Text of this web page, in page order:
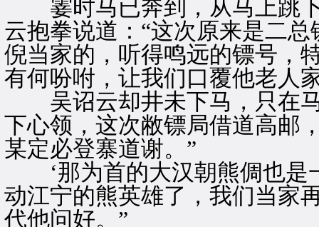
霎时马已奔到，从马上跳下
云抱拳说道：“这次原来是二
倪当家的，听得鸣远的镖号，
有何吩咐，让我们口覆他老人
吴诏云却井未下马，只在马
下心领，这次敝镖局借道高邮
某定必登寨道谢。”
‘那为首的大汉朝熊倜也是
动江宁的熊英雄了，我们当家
代他问好。”